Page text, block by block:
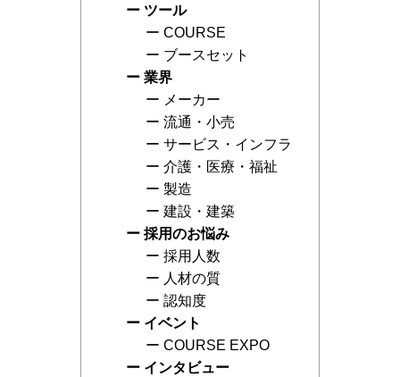
ツール
COURSE
ブースセット
業界
メーカー
流通・小売
サービス・インフラ
介護・医療・福祉
製造
建設・建築
採用のお悩み
採用人数
人材の質
認知度
イベント
COURSE EXPO
インタビュー